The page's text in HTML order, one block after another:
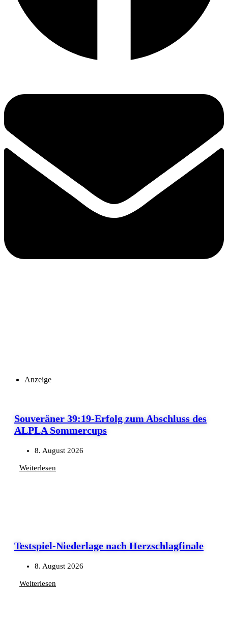
Anzeige
Souveräner 39:19-Erfolg zum Abschluss des
ALPLA Sommercups
8. August 2026
Weiterlesen
Testspiel-Niederlage nach Herzschlagfinale
8. August 2026
Weiterlesen